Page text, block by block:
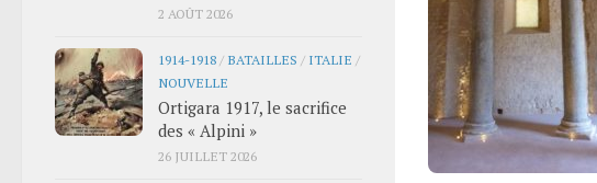
2 AOÛT 2026
1914-1918 / BATAILLES / ITALIE /
NOUVELLE
Ortigara 1917, le sacrifice
des « Alpini »
26 JUILLET 2026